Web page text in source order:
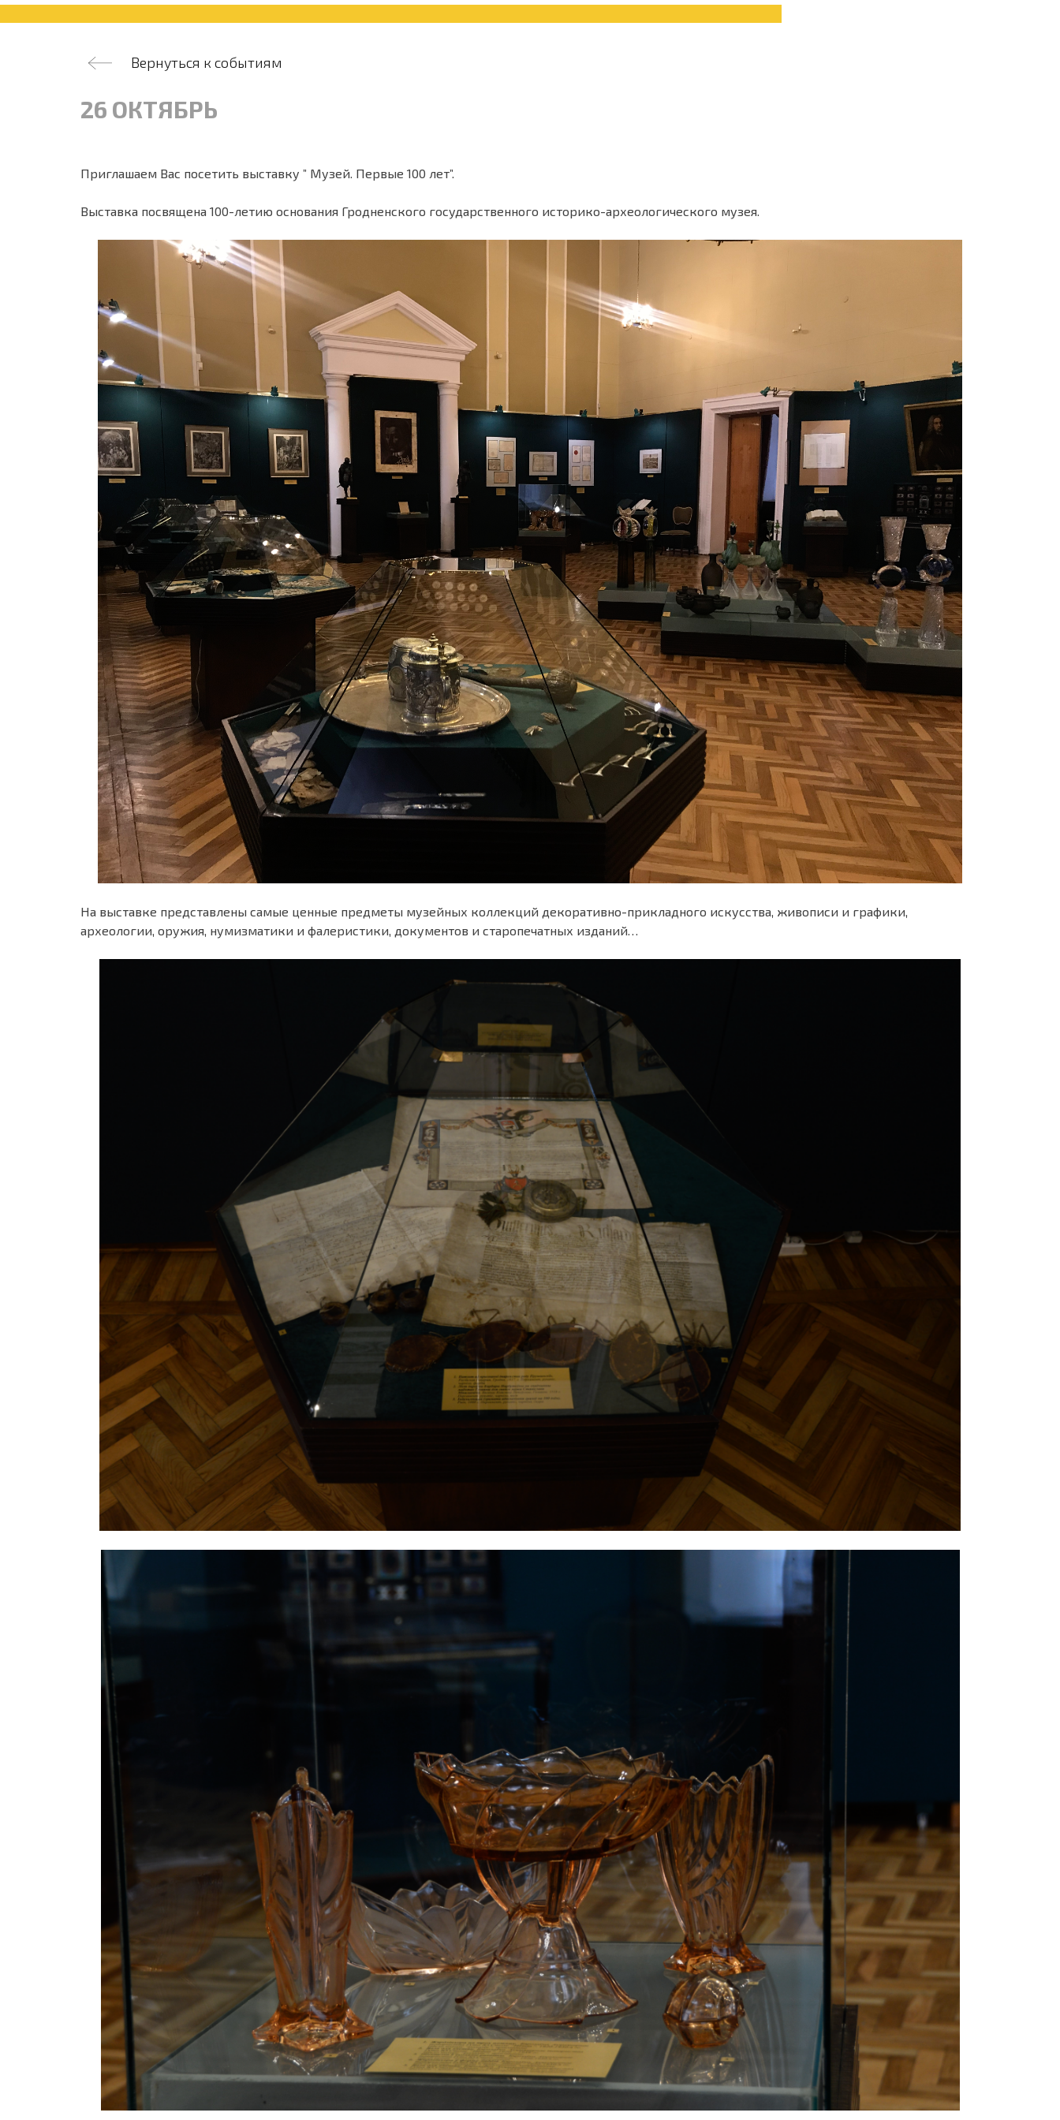
Вернуться к событиям
26 ОКТЯБРЬ
Приглашаем Вас посетить выставку ” Музей. Первые 100 лет”.
Выставка посвящена 100-летию основания Гродненского государственного историко-археологического музея.
На выставке представлены самые ценные предметы музейных коллекций декоративно-прикладного искусства, живописи и графики,
археологии, оружия, нумизматики и фалеристики, документов и старопечатных изданий…